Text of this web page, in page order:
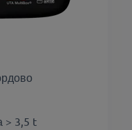
> 3,5 t